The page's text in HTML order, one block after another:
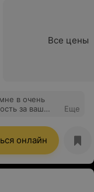
Все цены
в очень
за ваш
Еще
онлайн